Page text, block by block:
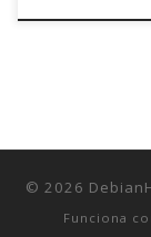
© 2026
Funciona